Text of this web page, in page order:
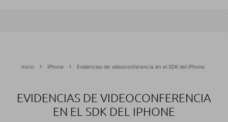
Inicio iPhone Evidencias de videoconferencia en el SDK del iPhone
EVIDENCIAS DE VIDEOCONFERENCIA
EN EL SDK DEL IPHONE